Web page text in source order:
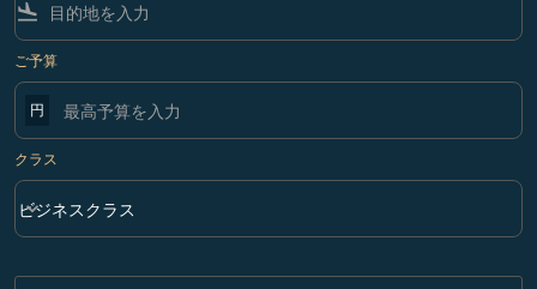
flight_land
ご予算
円
クラス
クラス option ビジネスクラス Selected
ビジネスクラス
keyboard_arrow_down